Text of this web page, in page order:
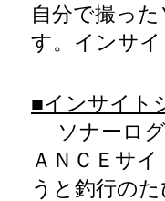
自分で撮っ
す。インサ
■インサイト
ソナーログ
ＡＮＣＥサ
うと釣行の